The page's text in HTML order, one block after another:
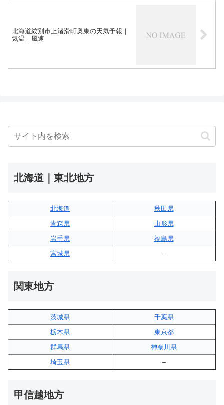
北海道紋別市上渚滑町奥東の天気予報｜
気温｜風速
北海道｜東北地方
北海道
秋田県
青森県
山形県
岩手県
福島県
宮城県
–
関東地方
茨城県
千葉県
栃木県
東京都
群馬県
神奈川県
埼玉県
–
甲信越地方